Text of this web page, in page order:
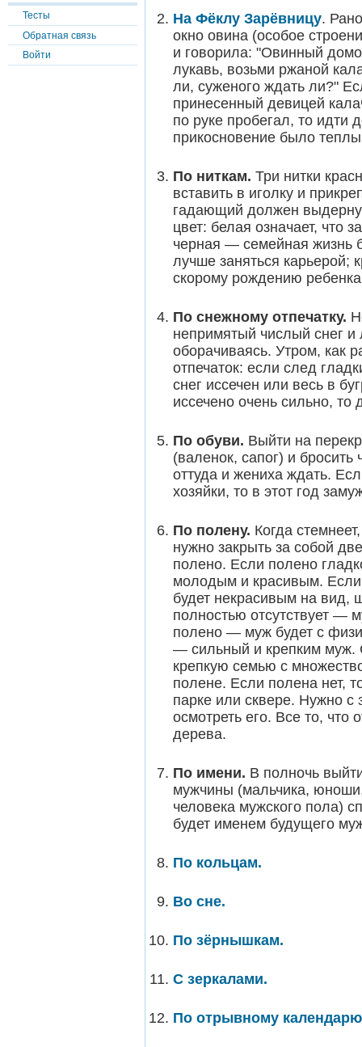
Тесты
Обратная связь
Войти
На Фёклу Зарёвницу.
окно овина (особое
и говорила: "Овинный
лукавь, возьми ржаной
ли, суженого ждать ли?"
принесенный девицей
по руке пробегал, то идти
прикосновение было
По ниткам. Три нитки
вставить в иголку и
гадающий должен
цвет: белая означает, что
черная — семейная жизнь
лучше заняться карьерой;
скорому рождению
По снежному отпечатку.
непримятый числый снег и
оборачиваясь. Утром, как
отпечаток: если след
снег иссечен или весь в
иссечено очень сильно, то
По обуви. Выйти на
(валенок, сапог) и бросить
оттуда и жениха ждать.
хозяйки, то в этот год
По полену. Когда
нужно закрыть за собой
полено. Если полено
молодым и красивым. Если
будет некрасивым на вид,
полностью отсутствует —
полено — муж будет с
— сильный и крепким муж.
крепкую семью с
полене. Если полена нет,
парке или сквере. Нужно
осмотреть его. Все то, что
дерева.
По имени. В полночь
мужчины (мальчика,
человека мужского пола)
будет именем будущего
По кольцам.
Во сне.
По зёрнышкам.
С зеркалами.
По отрывному календарю